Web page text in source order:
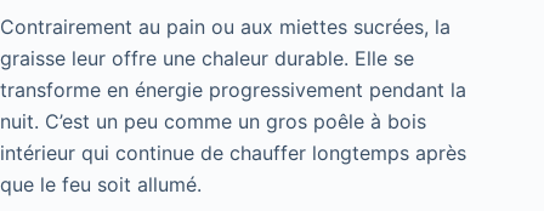
Contrairement au pain ou aux miettes sucrées, la
graisse leur offre une chaleur durable. Elle se
transforme en énergie progressivement pendant la
nuit. C’est un peu comme un gros poêle à bois
intérieur qui continue de chauffer longtemps après
que le feu soit allumé.